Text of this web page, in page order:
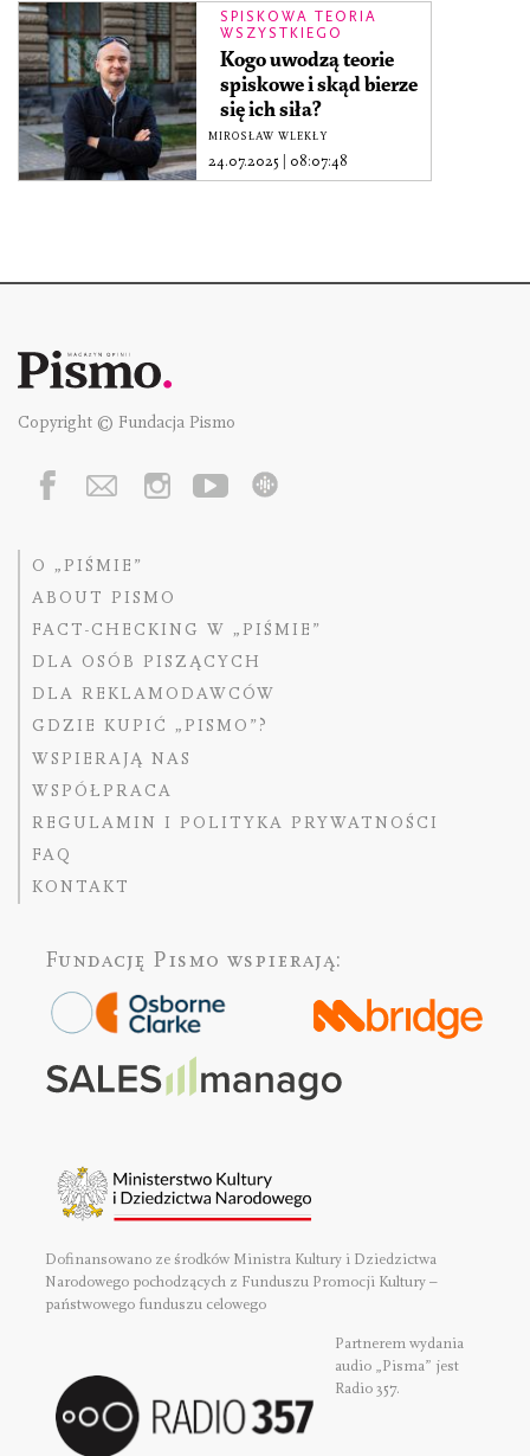
SPISKOWA TEORIA
WSZYSTKIEGO
Kogo uwodzą teorie
spiskowe i skąd bierze
się ich siła?
MIROSŁAW WLEKŁY
24.07.2025 08:07:48
Copyright © Fundacja Pismo
O „PIŚMIE”
ABOUT PISMO
FACT-CHECKING W „PIŚMIE”
DLA OSÓB PISZĄCYCH
DLA REKLAMODAWCÓW
GDZIE KUPIĆ „PISMO”?
WSPIERAJĄ NAS
WSPÓŁPRACA
REGULAMIN I POLITYKA PRYWATNOŚCI
FAQ
KONTAKT
Fundację Pismo wspierają:
Dofinansowano ze środków Ministra Kultury i Dziedzictwa
Narodowego pochodzących z Funduszu Promocji Kultury –
państwowego funduszu celowego
Partnerem wydania
audio „Pisma” jest
Radio 357.